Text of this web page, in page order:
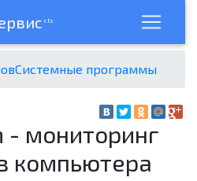
cts
Системные программы
- мониторинг
компьютера